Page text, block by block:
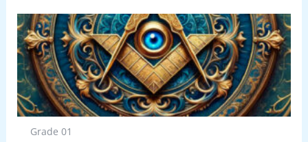
Grade 01